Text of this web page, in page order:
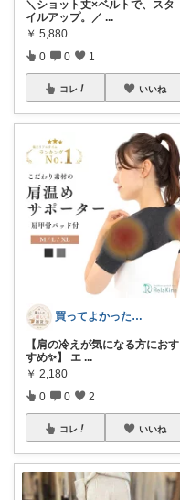
＼ショット丈×ベルトで、スタ
イルアップ。／ ...
￥ 5,880
0 0 1
コレ いいね
買ってよかった暮らし便
【肩の冷えが気になる方におす
すめ✨】 エ ...
￥ 2,180
0 0 2
コレ いいね